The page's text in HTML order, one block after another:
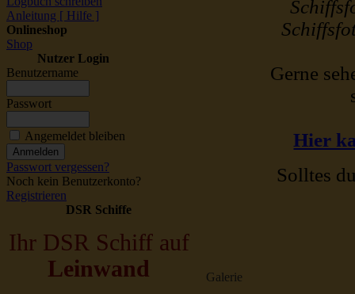
Anleitung [ Hilfe ]
Onlineshop
Shop
Nutzer Login
Benutzername
Passwort
Angemeldet bleiben
Passwort vergessen?
Noch kein Benutzerkonto?
Registrieren
DSR Schiffe
Ihr DSR Schiff auf
Leinwand
Gerne
Hier
Solltes
Galerie